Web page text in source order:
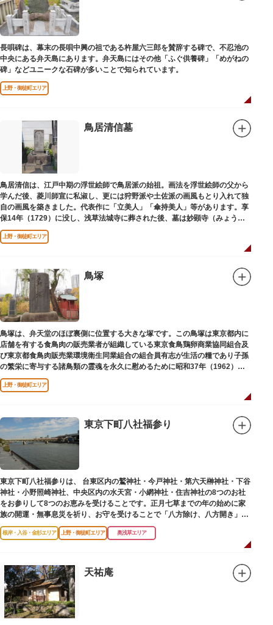
長唄碑は、幕末の長唄中興の祖である杵屋六三郎を賛辞する碑で、不忍池の
中央にある弁天島にあります。弁天島にはその他「ふぐ供養碑」「めがねの
碑」などユニークな石碑が多いことで知られています。
上野・御徒町エリア
鳥居清信墓
鳥居清信は、江戸中期の浮世絵師で鳥居派の始祖。画法を浮世絵師の父から
学んだ後、菱川師宣に私淑し、更には狩野派や土佐派の画風もとり入れて独
自の画風を築きました。代表作に「立美人」「傘持美人」等があります。享
保14年（1729）に没し、浅草法城寺に葬された後、墓は妙顕寺（みょうけ
んじ）に移されました。
上野・御徒町エリア
鳥塚
鳥塚は、弁天堂のほぼ裏側に位置する大きな塚です。この鳥塚は東京都内に
店舗を有する食鳥肉の販売業者が組織している東京食鳥鶏卵商業協同組合及
び東京都食鳥肉販売業環境衛生同業組合の組合員有志が生活の糧であり子孫
の繁栄に寄与する諸鳥類の霊魂を永久に慰めるために昭和37年（1962）に
建立されました。
上野・御徒町エリア
東京下町八社福参り
東京下町八社福参りは、 台東区内の鷲神社・今戸神社・第六天榊神社・下谷
神社・小野照崎神社、中央区内の水天宮・小網神社・住吉神社の8つのお社
をお参りして8つのお恵みを受けることです。正月七草までの年の始めに家
族の開運・無事息災を祈り、お守を受けることで「八方除け、八方開き」に
も通じます。
根岸・入谷・金杉エリア 上野・御徒町エリア 奥浅草エリア
天祐庵